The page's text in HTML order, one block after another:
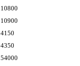
10800
10900
4150
4350
54000